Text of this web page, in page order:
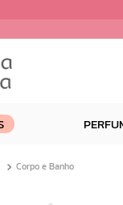
Corpo e Banho
dermopes
3º
facial